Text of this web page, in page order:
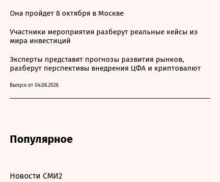
Она пройдет 8 октября в Москве
Участники мероприятия разберут реальные кейсы из
мира инвестиций
Эксперты представят прогнозы развития рынков,
разберут перспективы внедрения ЦФА и криптовалют
Выпуск от 04.08.2026
Популярное
Новости СМИ2